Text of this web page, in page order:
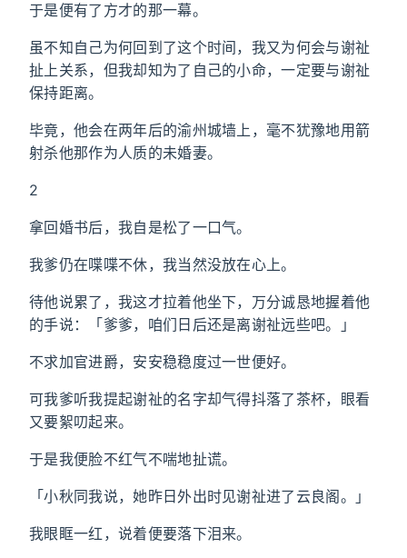
于是便有了方才的那一幕。
虽不知自己为何回到了这个时间，我又为何会与谢祉
扯上关系，但我却知为了自己的小命，一定要与谢祉
保持距离。
毕竟，他会在两年后的渝州城墙上，毫不犹豫地用箭
射杀他那作为人质的未婚妻。
2
拿回婚书后，我自是松了一口气。
我爹仍在喋喋不休，我当然没放在心上。
待他说累了，我这才拉着他坐下，万分诚恳地握着他
的手说：「爹爹，咱们日后还是离谢祉远些吧。」
不求加官进爵，安安稳稳度过一世便好。
可我爹听我提起谢祉的名字却气得抖落了茶杯，眼看
又要絮叨起来。
于是我便脸不红气不喘地扯谎。
「小秋同我说，她昨日外出时见谢祉进了云良阁。」
我眼眶一红，说着便要落下泪来。